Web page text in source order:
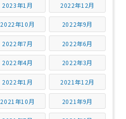
2023年1月 2022年12月
2022年10月 2022年9月
2022年7月 2022年6月
2022年4月 2022年3月
2022年1月 2021年12月
2021年10月 2021年9月